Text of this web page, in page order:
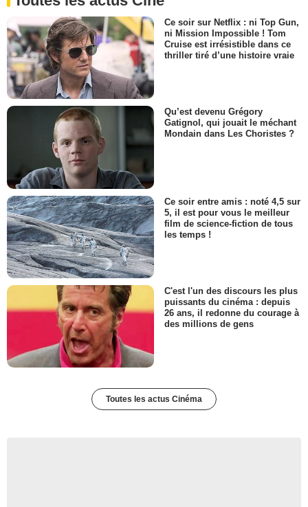
Ce soir sur Netflix : ni Top Gun,
ni Mission Impossible ! Tom
Cruise est irrésistible dans ce
thriller tiré d’une histoire vraie
Qu’est devenu Grégory
Gatignol, qui jouait le méchant
Mondain dans Les Choristes ?
Ce soir entre amis : noté 4,5 sur
5, il est pour vous le meilleur
film de science-fiction de tous
les temps !
C'est l'un des discours les plus
puissants du cinéma : depuis
26 ans, il redonne du courage à
des millions de gens
Toutes les actus Cinéma